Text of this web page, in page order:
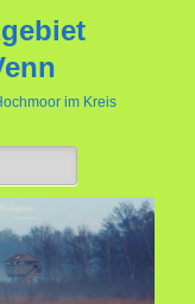
im Kreis